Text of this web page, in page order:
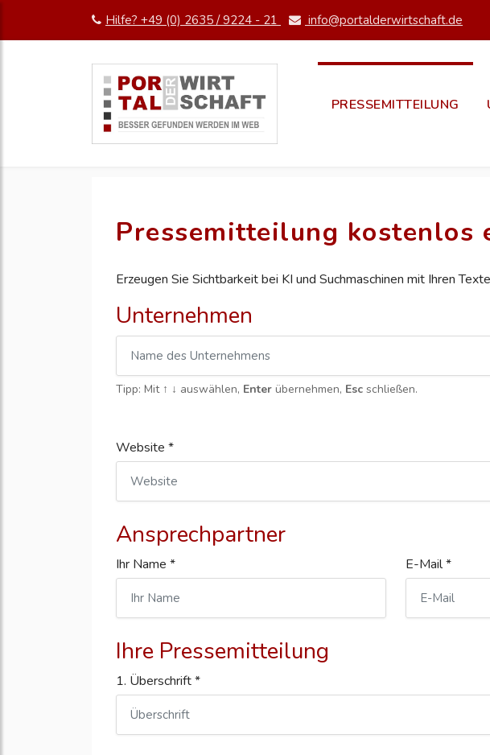
Hilfe? +49 (0) 2635 / 9224 - 21 info@portalderwirtschaft.de
PRESSEMITTEILUNG
Pressemitteilung kostenlos
Erzeugen Sie Sichtbarkeit bei KI und Suchmaschinen mit Ihren
Unternehmen
Tipp: Mit ↑ ↓ auswählen, Enter übernehmen, Esc schließen.
Website *
Ansprechpartner
Ihr Name * E-Mail *
Ihre Pressemitteilung
1. Überschrift *